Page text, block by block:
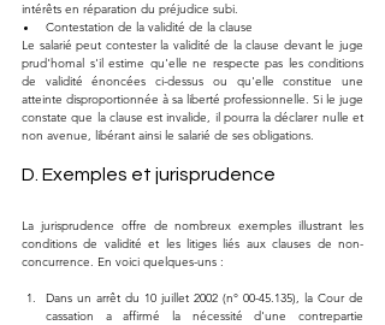
intérêts en réparation du préjudice subi.
Contestation de la validité de la clause
Le salarié peut contester la validité de la clause devant le juge
prud'homal s'il estime qu'elle ne respecte pas les conditions
de validité énoncées ci-dessus ou qu'elle constitue une
atteinte disproportionnée à sa liberté professionnelle. Si le juge
constate que la clause est invalide, il pourra la déclarer nulle et
non avenue, libérant ainsi le salarié de ses obligations.
D. Exemples et jurisprudence
La jurisprudence offre de nombreux exemples illustrant les
conditions de validité et les litiges liés aux clauses de non-
concurrence. En voici quelques-uns :
Dans un arrêt du 10 juillet 2002 (n° 00-45.135), la Cour de
cassation a affirmé la nécessité d'une contrepartie